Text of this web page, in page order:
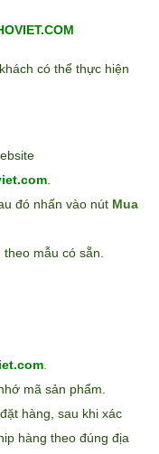
khách có thể thực hiện
đó nhấn vào nút Mua
mẫu có sẵn.
mã sản phẩm.
hàng, sau khi xác
hàng theo đúng địa